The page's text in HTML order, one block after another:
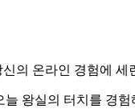
의 온라인 경험에 세
늘 왕실의 터치를 경